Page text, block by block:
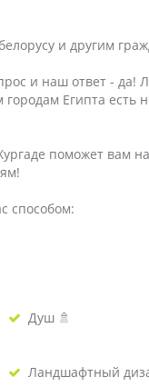
и другим
и наш ответ - да!
городам Египта
поможет вам
способом:
Душ 🚿
Ландшафтный